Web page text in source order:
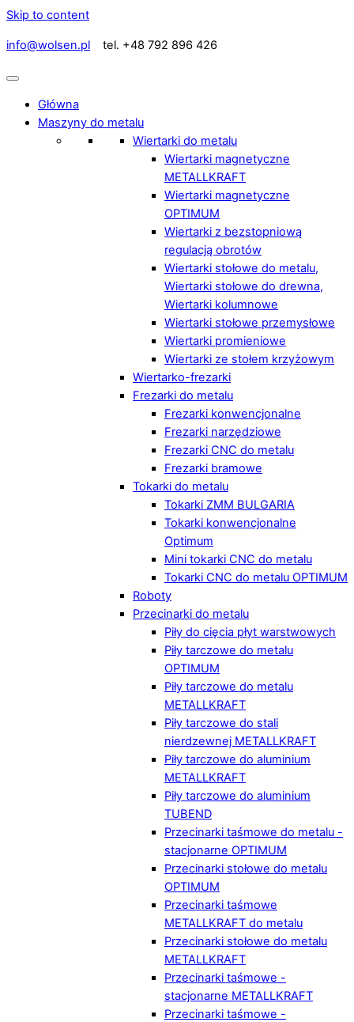
Skip to content
info@wolsen.pl tel. +48 792 896 426
Główna
Maszyny do metalu
Wiertarki do metalu
Wiertarki magnetyczne
METALLKRAFT
Wiertarki magnetyczne
OPTIMUM
Wiertarki z bezstopniową
regulacją obrotów
Wiertarki stołowe do metalu,
Wiertarki stołowe do drewna,
Wiertarki kolumnowe
Wiertarki stołowe przemysłowe
Wiertarki promieniowe
Wiertarki ze stołem krzyżowym
Wiertarko-frezarki
Frezarki do metalu
Frezarki konwencjonalne
Frezarki narzędziowe
Frezarki CNC do metalu
Frezarki bramowe
Tokarki do metalu
Tokarki ZMM BULGARIA
Tokarki konwencjonalne
Optimum
Mini tokarki CNC do metalu
Tokarki CNC do metalu OPTIMUM
Roboty
Przecinarki do metalu
Piły do cięcia płyt warstwowych
Piły tarczowe do metalu
OPTIMUM
Piły tarczowe do metalu
METALLKRAFT
Piły tarczowe do stali
nierdzewnej METALLKRAFT
Piły tarczowe do aluminium
METALLKRAFT
Piły tarczowe do aluminium
TUBEND
Przecinarki taśmowe do metalu -
stacjonarne OPTIMUM
Przecinarki stołowe do metalu
OPTIMUM
Przecinarki taśmowe
METALLKRAFT do metalu
Przecinarki stołowe do metalu
METALLKRAFT
Przecinarki taśmowe -
stacjonarne METALLKRAFT
Przecinarki taśmowe -